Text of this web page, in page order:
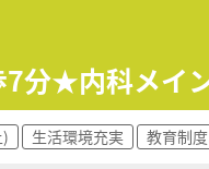
7分★内科メ
生活環境充実 教育制